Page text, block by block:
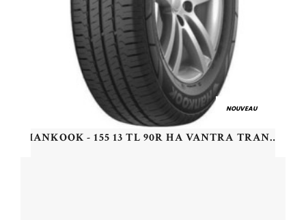
NOUVEAU
HANKOOK - 155 13 TL 90R HA VANTRA TRANSIT RA58 - 1558013 - CBB